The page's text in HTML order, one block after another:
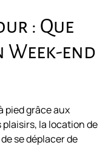
: Que
Week-end
pied grâce aux
la location de
se déplacer de